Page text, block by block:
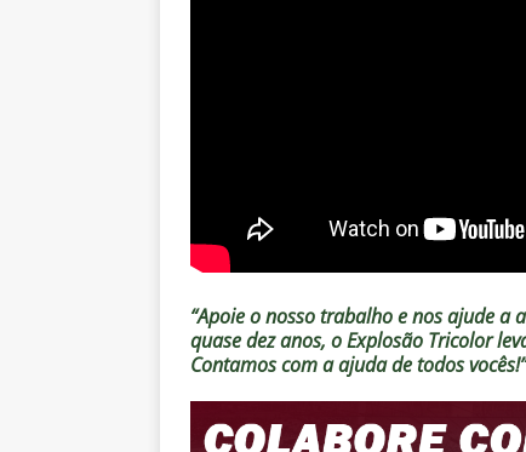
“Apoie o nosso trabalho e nos ajude a
quase dez anos, o Explosão Tricolor
Contamos com a ajuda de todos vocês!”